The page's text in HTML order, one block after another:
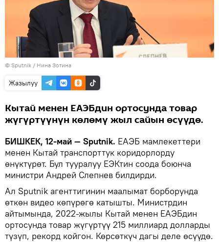
© Sputnik / Нина Зотина
Жазылуу
Кытай менен ЕАЭБдин ортосунда товар
жүгүртүүнүн көлөмү жыл сайын өсүүдө.
БИШКЕК, 12-май — Sputnik. ЕАЭБ мамлекеттери
менен Кытай транспорттук коридорлорду
өнүктүрөт. Бул тууралуу ЕЭКтин соода боюнча
министри Андрей Слепнев билдирди.
Ал Sputnik агенттигинин маалымат борборунда
өткөн видео көпүрөгө катышты. Министрдин
айтымында, 2022-жылы Кытай менен ЕАЭБдин
ортосунда товар жүгүртүү 215 миллиард долларды
түзүп, рекорд койгон. Көрсөткүч дагы деле өсүүдө.